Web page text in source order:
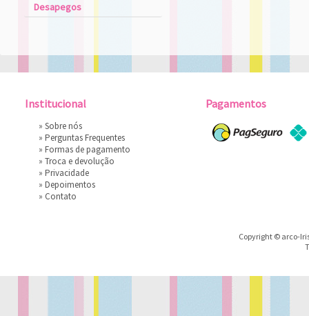
Desapegos
Institucional
» Sobre nós
» Perguntas Frequentes
» Formas de pagamento
» Troca e devolução
» Privacidade
» Depoimentos
» Contato
Pagamentos
Copyright © arco-